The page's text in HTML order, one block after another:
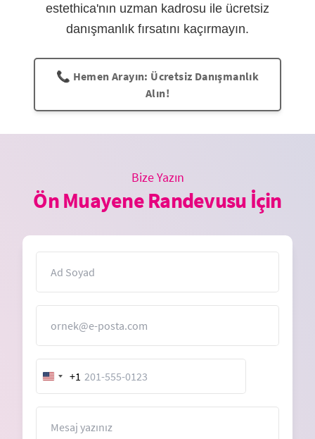
estethica'nın uzman kadrosu ile ücretsiz
danışmanlık fırsatını kaçırmayın.
📞 Hemen Arayın: Ücretsiz Danışmanlık
Alın!
Bize Yazın
Ön Muayene Randevusu İçin
United
States
+1